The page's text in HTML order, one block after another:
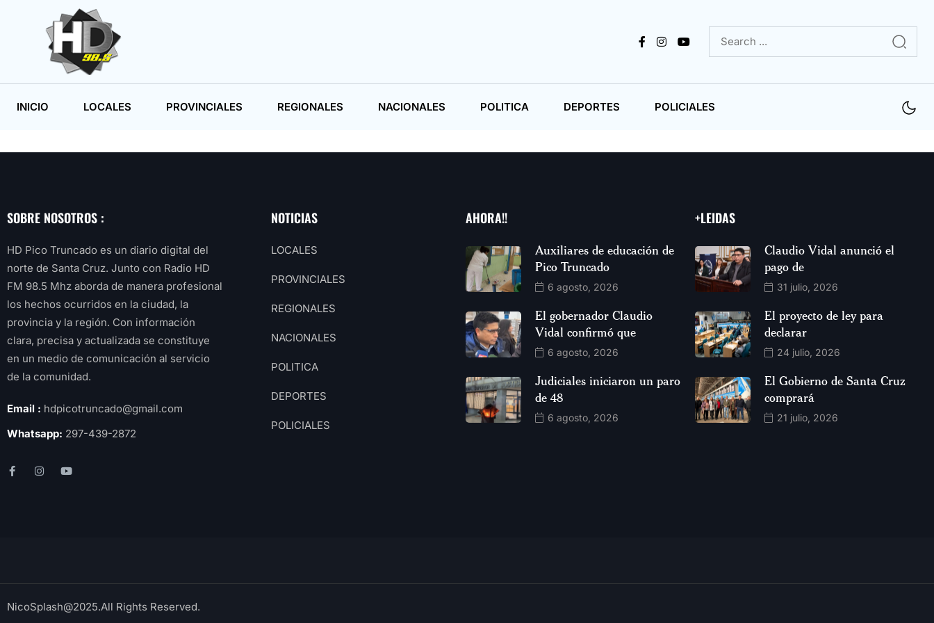
INICIO LOCALES PROVINCIALES REGIONALES NACIONALES POLITICA DEPORTES POLICIALES
SOBRE NOSOTROS :
HD Pico Truncado es un diario digital del
norte de Santa Cruz. Junto con Radio HD
FM 98.5 Mhz aborda de manera profesional
los hechos ocurridos en la ciudad, la
provincia y la región. Con información
clara, precisa y actualizada se constituye
en un medio de comunicación al servicio
de la comunidad.
Email : hdpicotruncado@gmail.com
Whatsapp: 297-439-2872
NOTICIAS
LOCALES
PROVINCIALES
REGIONALES
NACIONALES
POLITICA
DEPORTES
POLICIALES
AHORA!!
Auxiliares de educación de
Pico Truncado
6 agosto, 2026
El gobernador Claudio
Vidal confirmó que
6 agosto, 2026
Judiciales iniciaron un paro
de 48
6 agosto, 2026
+LEIDAS
Claudio Vidal anunció el
pago de
31 julio, 2026
El proyecto de ley para
declarar
24 julio, 2026
El Gobierno de Santa Cruz
comprará
21 julio, 2026
NicoSplash@2025.All Rights Reserved.